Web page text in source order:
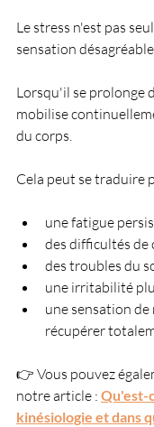
Le stress n'est pas
sensation
Lorsqu'il se prolonge
mobilise
du corps.
Cela peut se traduire
une fatigue
des difficultés de
des troubles du
une irritabilité
une sensation de
récupérer
👉 Vous pouvez
notre article : Qu'est-
kinésiologie et dans